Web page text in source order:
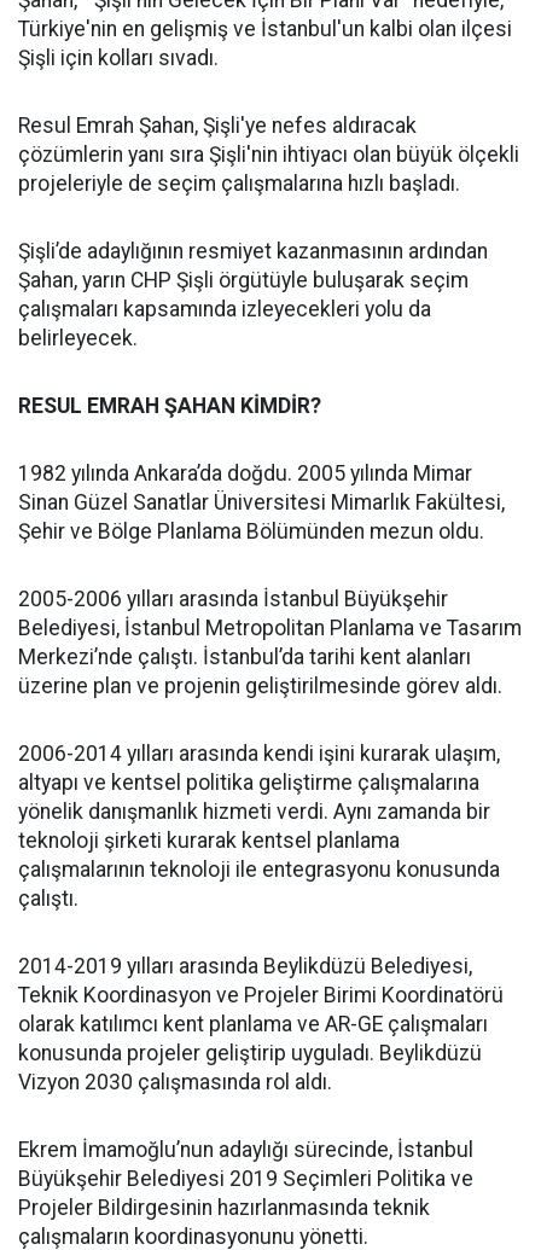
Türkiye'nin en gelişmiş ve İstanbul'un kalbi olan ilçesi
Şişli için kolları sıvadı.
Resul Emrah Şahan, Şişli'ye nefes aldıracak
çözümlerin yanı sıra Şişli'nin ihtiyacı olan büyük ölçekli
projeleriyle de seçim çalışmalarına hızlı başladı.
Şişli’de adaylığının resmiyet kazanmasının ardından
Şahan, yarın CHP Şişli örgütüyle buluşarak seçim
çalışmaları kapsamında izleyecekleri yolu da
belirleyecek.
RESUL EMRAH ŞAHAN KİMDİR?
1982 yılında Ankara’da doğdu. 2005 yılında Mimar
Sinan Güzel Sanatlar Üniversitesi Mimarlık Fakültesi,
Şehir ve Bölge Planlama Bölümünden mezun oldu.
2005-2006 yılları arasında İstanbul Büyükşehir
Belediyesi, İstanbul Metropolitan Planlama ve Tasarım
Merkezi’nde çalıştı. İstanbul’da tarihi kent alanları
üzerine plan ve projenin geliştirilmesinde görev aldı.
2006-2014 yılları arasında kendi işini kurarak ulaşım,
altyapı ve kentsel politika geliştirme çalışmalarına
yönelik danışmanlık hizmeti verdi. Aynı zamanda bir
teknoloji şirketi kurarak kentsel planlama
çalışmalarının teknoloji ile entegrasyonu konusunda
çalıştı.
2014-2019 yılları arasında Beylikdüzü Belediyesi,
Teknik Koordinasyon ve Projeler Birimi Koordinatörü
olarak katılımcı kent planlama ve AR-GE çalışmaları
konusunda projeler geliştirip uyguladı. Beylikdüzü
Vizyon 2030 çalışmasında rol aldı.
Ekrem İmamoğlu’nun adaylığı sürecinde, İstanbul
Büyükşehir Belediyesi 2019 Seçimleri Politika ve
Projeler Bildirgesinin hazırlanmasında teknik
çalışmaların koordinasyonunu yönetti.